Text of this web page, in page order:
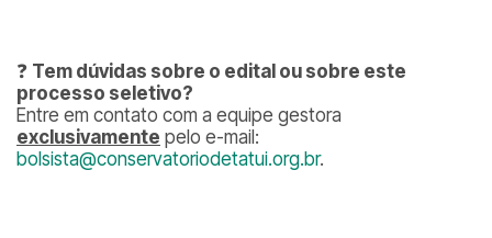
❓ Tem dúvidas sobre o edital ou sobre este
processo seletivo?
Entre em contato com a equipe gestora
exclusivamente pelo e-mail:
bolsista@conservatoriodetatui.org.br.